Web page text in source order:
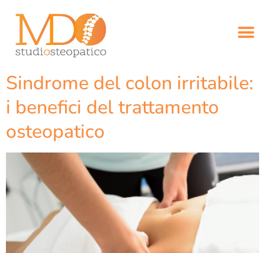
Sindrome del colon irritabile:
i benefici del trattamento
osteopatico